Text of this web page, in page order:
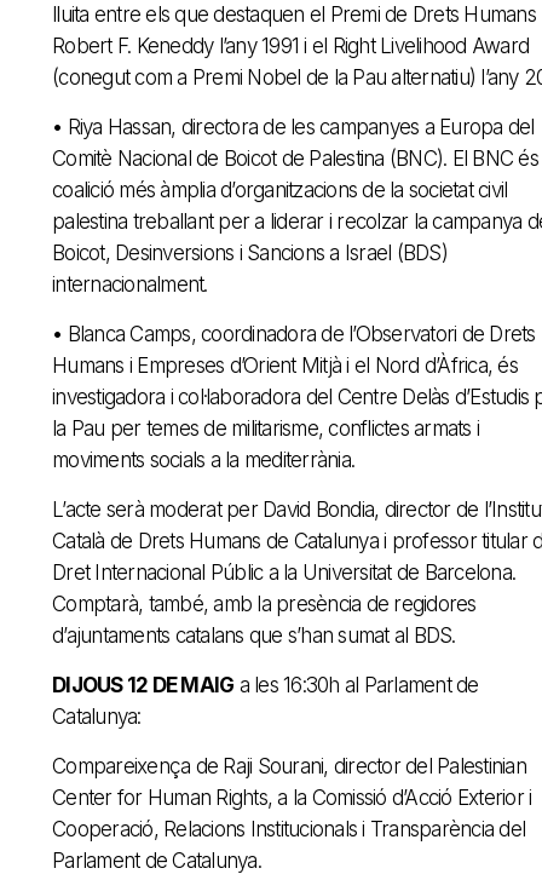
lluita entre els que destaquen el Premi de Drets Humans
Robert F. Keneddy l’any 1991 i el Right Livelihood Award
(conegut com a Premi Nobel de la Pau alternatiu) l’any
• Riya Hassan, directora de les campanyes a Europa del
Comitè Nacional de Boicot de Palestina (BNC). El BNC és
coalició més àmplia d’organitzacions de la societat civil
palestina treballant per a liderar i recolzar la campanya
Boicot, Desinversions i Sancions a Israel (BDS)
internacionalment.
• Blanca Camps, coordinadora de l’Observatori de Drets
Humans i Empreses d’Orient Mitjà i el Nord d’Àfrica, és
investigadora i col·laboradora del Centre Delàs d’Estudis
la Pau per temes de militarisme, conflictes armats i
moviments socials a la mediterrània.
L’acte serà moderat per David Bondia, director de
Català de Drets Humans de Catalunya i professor titular
Dret Internacional Públic a la Universitat de Barcelona.
Comptarà, també, amb la presència de regidores
d’ajuntaments catalans que s’han sumat al BDS.
DIJOUS 12 DE MAIG a les 16:30h al Parlament de
Catalunya:
Compareixença de Raji Sourani, director del Palestinian
Center for Human Rights, a la Comissió d’Acció Exterior i
Cooperació, Relacions Institucionals i Transparència del
Parlament de Catalunya.